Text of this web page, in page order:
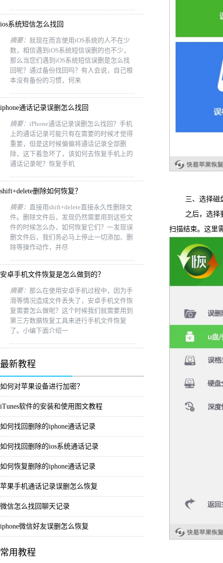
ios系统短信怎么找回
摘要： 就现在而言使用iOS系统的人不在少
数，相信遇到iOS系统短信误删的也不少，
那么当您们遇到iOS系统短信误删是怎么找
回呢？通过备份找回吗？有人会说，自己根
本没有备份的习惯，何来
iphone通话记录误删怎么找回
摘要： iPhone通话记录误删怎么找回？手机
上的通话记录可能只有在需要的时候才觉得
重要，但是这时候偏偏将通话记录全部删
除，这下着急坏了，该如何去恢复手机上的
通话记录呢？恢复手机
shift+delete删除如何恢复？
摘要： 直接用shift+delete直接永久性删除文
件。删除文件后，发现仍然需要用到这些文
件的时候怎么办，如何恢复它们？一发现误
删文件后，我们务必马上停止一切添加、删
除等操作动作，并尽
安卓手机文件恢复是怎么做到的？
摘要： 那么在使用安卓手机过程中，因为手
滑等情况造成文件丢失了，安卓手机文件恢
复需要怎么做呢？这个时候我们就需要用到
第三方数据恢复工具来进行手机文件恢复
了。小编下面介绍一
最新教程
如何对苹果设备进行加密？
iTunes软件的安装和使用图文教程
如何找回删除的iphone通话记录
如何找回删除的ios系统通话记录
如何恢复删除的iphone通话记录
苹果手机通话记录误删怎么恢复
微信怎么找回聊天记录
iphone微信好友误删怎么恢复
常用教程
三、选择磁
之后，选择要
扫描结束。这里